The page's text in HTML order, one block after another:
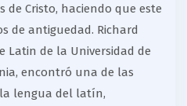
Cristo, haciendo que este
de antiguedad. Richard
Latin de la Universidad de
encontró una de las
lengua del latín,